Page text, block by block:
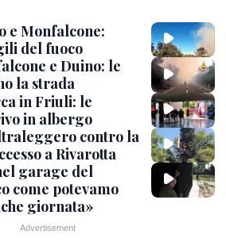
e Monfalcone:
del fuoco
e Duino: le
la strada
in Friuli: le
in albergo
contro la
a Rivarotta
garage del
come potevamo
giornata»